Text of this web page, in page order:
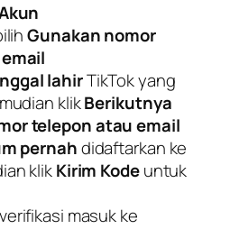
Gunakan nomor
lahirTikTok yang
klikBerikutnya
telepon atau email
pernahdidaftarkan ke
klikKirim Kodeuntuk
masuk ke